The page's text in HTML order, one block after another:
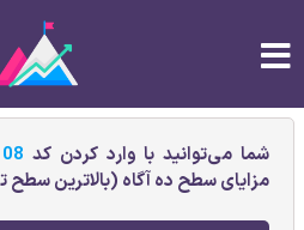
شما می‌توانید با وارد کردن کد
مزایای سطح ده آگاه (بالاترین